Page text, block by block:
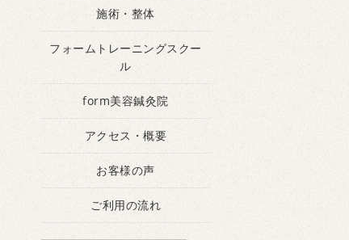
施術・整体
フォームトレーニングスクー
ル
form美容鍼灸院
アクセス・概要
お客様の声
ご利用の流れ